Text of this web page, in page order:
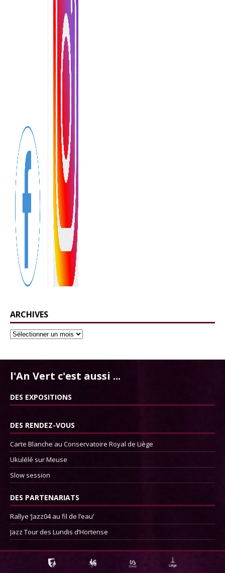
ARCHIVES
l'An Vert c'est aussi ...
DES EXPOSITIONS
DES RENDEZ-VOUS
Carte Blanche au Conservatoire Royal de Liège
Ukulélé sur Meuse
Slow session
DES PARTENARIATS
Rallye ‘Jazz04 au fil de l’eau’
Jazz Tour des Lundis d’Hortense